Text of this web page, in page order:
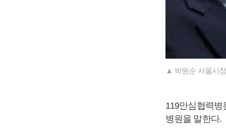
▲ 박원순 서울시
119안심협력병
병원을 말한다.